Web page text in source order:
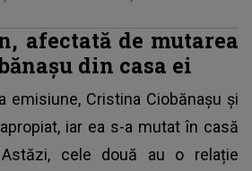
afectată de mutarea
din casa ei
emisiune, Cristina Ciobănașu și
iar ea s-a mutat în casă
cele două au o relație